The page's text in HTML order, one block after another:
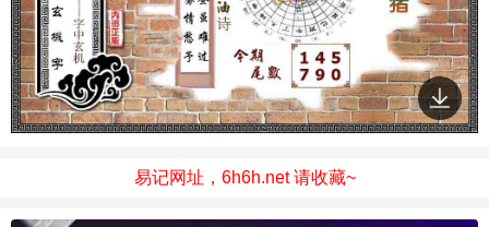
易记网址，6h6h.net 请收藏~